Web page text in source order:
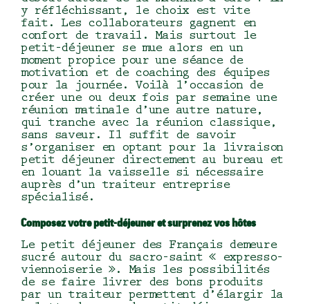
y réfléchissant, le choix est vite
fait. Les collaborateurs gagnent en
confort de travail. Mais surtout le
petit-déjeuner se mue alors en un
moment propice pour une séance de
motivation et de coaching des équipes
pour la journée. Voilà l’occasion de
créer une ou deux fois par semaine une
réunion matinale d’une autre nature,
qui tranche avec la réunion classique,
sans saveur. Il suffit de savoir
s’organiser en optant pour la
livraison
petit déjeuner directement au bureau et
en louant la vaisselle si nécessaire
auprès d’un traiteur entreprise
spécialisé.
Composez votre petit-déjeuner et surprenez vos hôtes
Le petit déjeuner des Français demeure
sucré autour du sacro-saint « expresso-
viennoiserie ». Mais les possibilités
de se faire livrer des bons produits
par un traiteur permettent d’élargir la